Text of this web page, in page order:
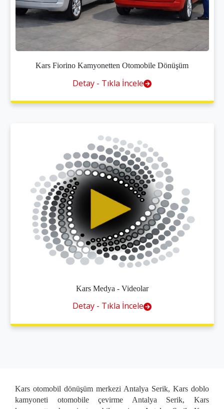
Kars Fiorino Kamyonetten Otomobile Dönüşüm
Detay - Tıkla İncele
Kars Medya - Videolar
Detay - Tıkla İncele
Kars otomobil dönüşüm merkezi Antalya Serik, Kars doblo
kamyoneti otomobile çevirme Antalya Serik, Kars